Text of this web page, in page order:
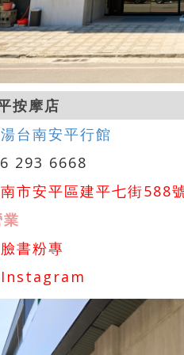
按摩店
台南安平行館
293 6668
市安平區建平七街588
書粉專